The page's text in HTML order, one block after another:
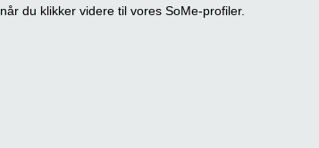
når du klikker videre til vores SoMe-profiler.